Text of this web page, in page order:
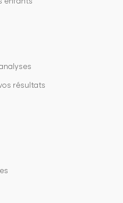
enfants
résultats